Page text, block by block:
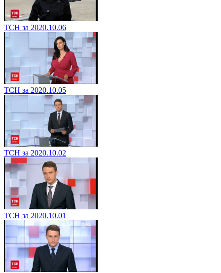
ТСН за 2020.10.06
ТСН за 2020.10.05
ТСН за 2020.10.02
ТСН за 2020.10.01